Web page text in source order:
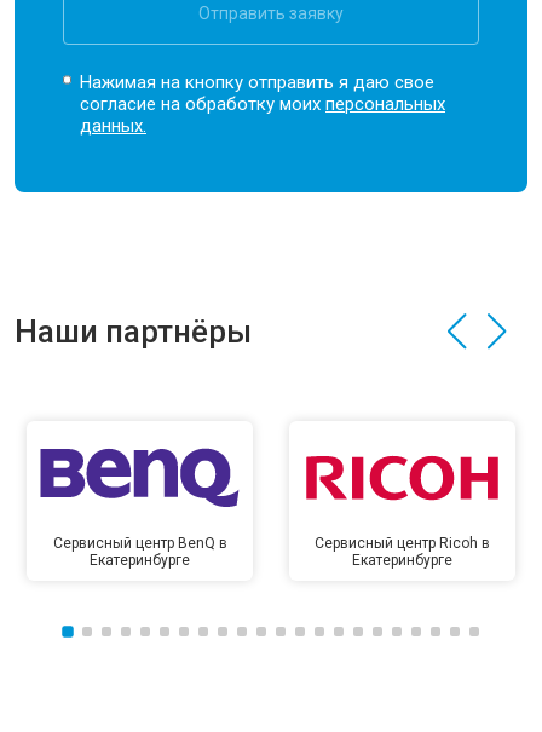
Отправить заявку
Нажимая на кнопку отправить я даю свое
согласие на обработку моихперсональных
данных.
Наши партнёры
Сервисный центр BenQ в
Екатеринбурге
Сервисный центр Ricoh в
Екатеринбурге